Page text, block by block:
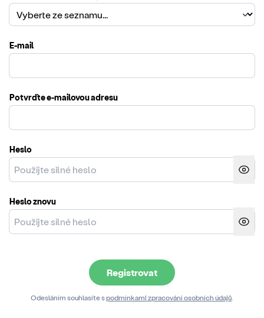
E-mail
Potvrďte e-mailovou adresu
Heslo
Heslo znovu
Registrovat
Odesláním souhlasíte spodmínkami zpracování osobních údajů